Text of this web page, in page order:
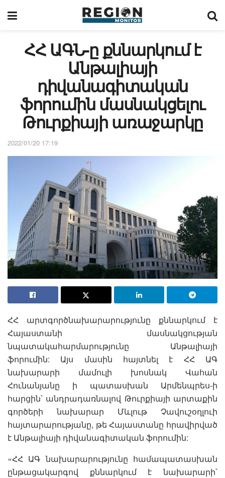
ՀՀ ԱԳՆ-ը քննարկում է
Անթալիայի
դիվանագիտական
ֆորումին մասնակցելու
Թուրքիայի առաջարկը
2022/01/20 17:19
ՀՀ արտգործնախարարությունը քննարկում է
Հայաստանի մասնակցության
նպատակահարմարությունը Անթալիայի
ֆորումին: Այս մասին հայտնել է ՀՀ ԱԳ
նախարարի մամուլի խոսնակ Վահան
Հունանյանը ի պատասխան Արմենպրես-ի
հարցին՝ անդրադառնալով Թուրքիայի արտաքին
գործերի նախարար Մևլութ Չավուշօղլուի
հայտարարությանը, թե Հայաստանը հրավիրված
է Անթալիայի դիվանագիտական ֆորումին:
«ՀՀ ԱԳ նախարարությունը համապատասխան
ընթացակարգով քննարկում է նախարարի՝